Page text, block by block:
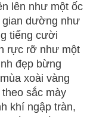
lên như một ốc
gian dường như
tiếng cười
rực rỡ như một
đẹp bừng
xoài vàng
sắc mày
khí ngập tràn,